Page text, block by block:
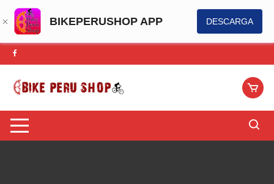
BIKEPERUSHOP APP DESCARGA
Saltar
al
contenido